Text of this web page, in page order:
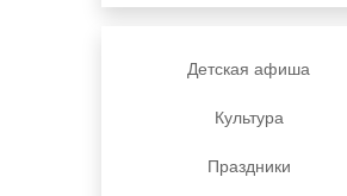
Детская афиша
Культура
Праздники